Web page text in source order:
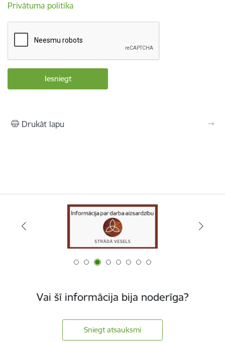
Privātuma politika
Drukāt lapu
Vai šī informācija bija noderīga?
Sniegt atsauksmi